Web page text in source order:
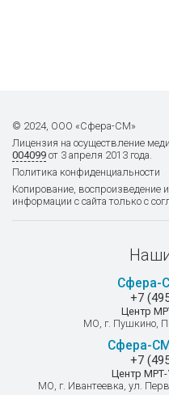
© 2024, ООО «Сфера-СМ»
Лицензия на осуществление
004099 от 3 апреля 2013 года.
Политика конфиденциальности
Копирование, воспроизведение
информации с сайта только с
Сфера-
+7
Центр
МО, г. Пушкино,
Сфера-СМ
+7
Центр МРТ-
МО, г. Ивантеевка, ул.